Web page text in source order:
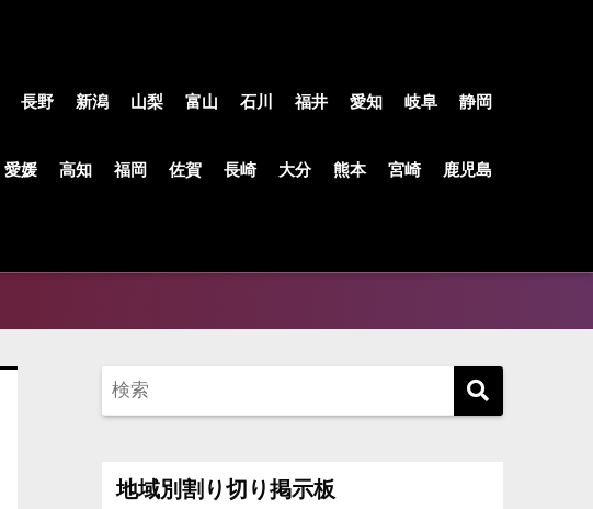
長野 新潟 山梨 富山 石川 福井 愛知 岐阜 静岡
愛媛 高知 福岡 佐賀 長崎 大分 熊本 宮崎 鹿児島
地域別割り切り掲示板